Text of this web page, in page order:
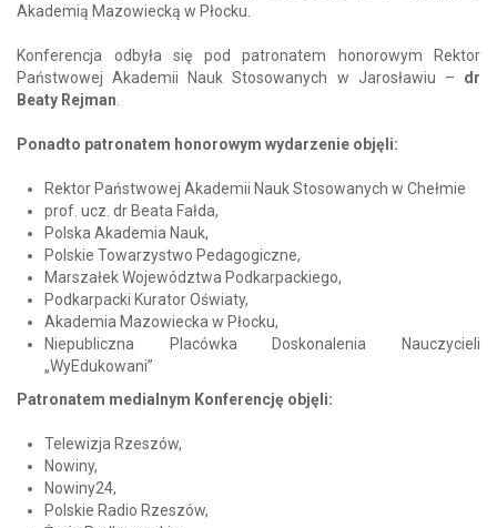
Akademią Mazowiecką w Płocku.
Konferencja odbyła się pod patronatem honorowym Rektor
Państwowej Akademii Nauk Stosowanych w Jarosławiu – dr
Beaty Rejman
Ponadto patronatem honorowym wydarzenie objęli:
Rektor Państwowej Akademii Nauk Stosowanych w Chełmie
prof. ucz. dr Beata Fałda,
Polska Akademia Nauk,
Polskie Towarzystwo Pedagogiczne,
Marszałek Województwa Podkarpackiego,
Podkarpacki Kurator Oświaty,
Akademia Mazowiecka w Płocku,
Niepubliczna Placówka Doskonalenia Nauczycieli
„WyEdukowani”
Patronatem medialnym Konferencję objęli:
Telewizja Rzeszów,
Nowiny,
Nowiny24,
Polskie Radio Rzeszów,